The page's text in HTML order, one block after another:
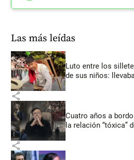
Las más leídas
Luto entre los
de sus niños:
share
Cuatro años a
la relación “tóxica”
share